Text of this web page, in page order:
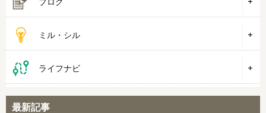
ミル・シル
ライフナビ
最新記事